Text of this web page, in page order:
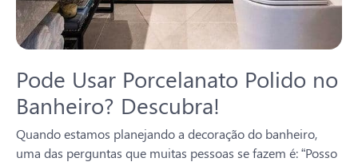
Pode Usar Porcelanato Polido no
Banheiro? Descubra!
Quando estamos planejando a decoração do banheiro,
uma das perguntas que muitas pessoas se fazem é: “Posso